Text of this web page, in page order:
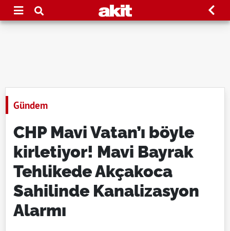
Gündem
CHP Mavi Vatan’ı böyle
kirletiyor! Mavi Bayrak
Tehlikede Akçakoca
Sahilinde Kanalizasyon
Alarmı